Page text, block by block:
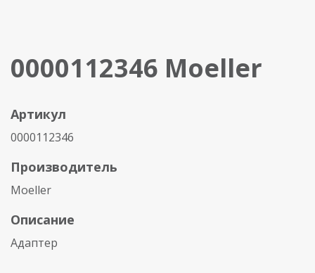
0000112346 Moeller
Артикул
0000112346
Производитель
Moeller
Описание
Адаптер